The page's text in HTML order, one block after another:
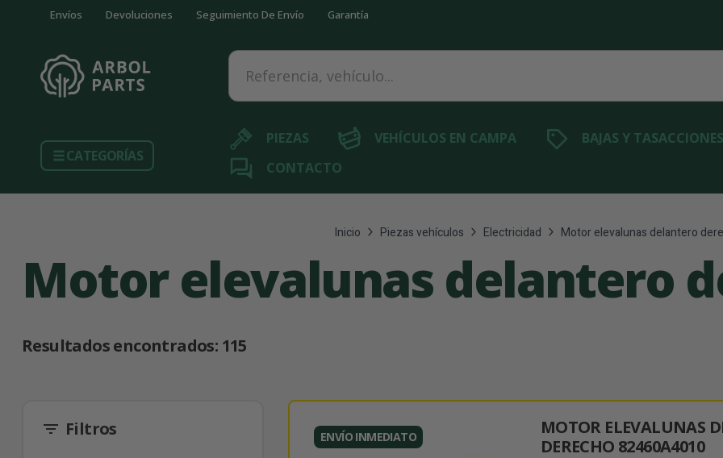
Envíos Devoluciones Seguimiento De Envío Garantía
Referencia, vehículo...
CATEGORÍAS
PIEZAS VEHÍCULOS EN CAMPA BAJAS Y TASACCIONES
CONTACTO
Inicio Piezas vehículos Electricidad Motor elevalunas delantero
Motor elevalunas delantero
Resultados encontrados: 115
filter_list Filtros
ENVÍO INMEDIATO
MOTOR ELEVALUNAS
DERECHO 82460A4010